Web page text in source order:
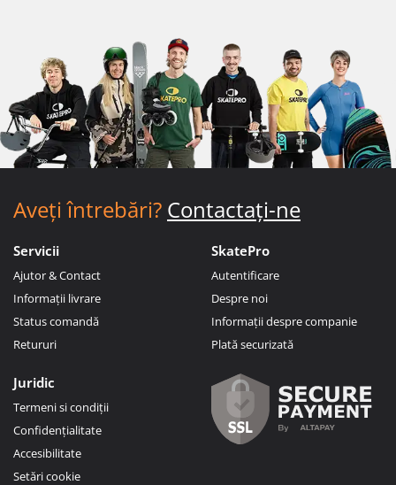
Aveți întrebări? Contactați-ne
Servicii
Ajutor & Contact
Informații livrare
Status comandă
Retururi
SkatePro
Autentificare
Despre noi
Informații despre companie
Plată securizată
Juridic
Termeni si condiții
Confidențialitate
Accesibilitate
Setări cookie